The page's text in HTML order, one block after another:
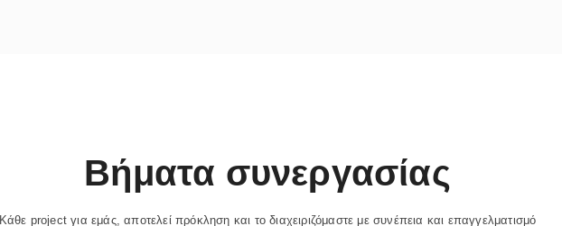
Βήματα συνεργασίας
Κάθε project για εμάς, αποτελεί πρόκληση και το διαχειριζόμαστε με συνέπεια και επαγγελματισμό